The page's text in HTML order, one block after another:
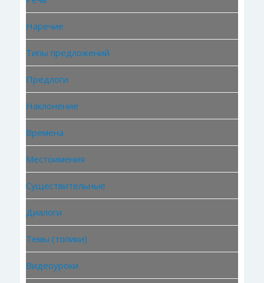
Наречие
Типы предложений
Предлоги
Наклонение
Времена
Местоимения
Существительные
Диалоги
Темы (топики)
Видеоуроки